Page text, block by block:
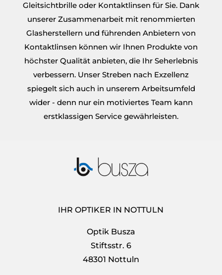
Gleitsichtbrille oder Kontaktlinsen für Sie. Dank
unserer Zusammenarbeit mit renommierten
Glasherstellern und führenden Anbietern von
Kontaktlinsen können wir Ihnen Produkte von
höchster Qualität anbieten, die Ihr Seherlebnis
verbessern. Unser Streben nach Exzellenz
spiegelt sich auch in unserem Arbeitsumfeld
wider - denn nur ein motiviertes Team kann
erstklassigen Service gewährleisten.
IHR OPTIKER IN NOTTULN
Optik Busza
Stiftsstr. 6
48301 Nottuln